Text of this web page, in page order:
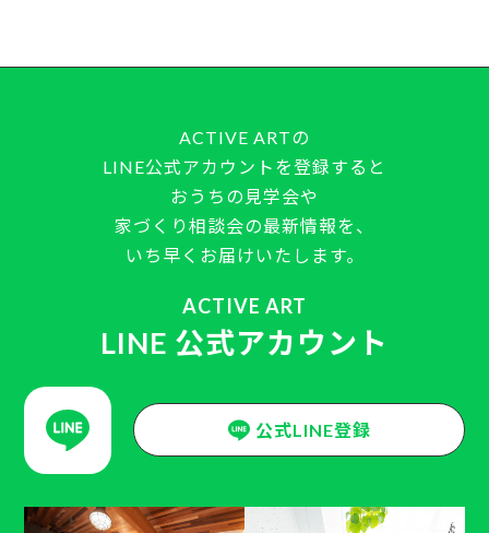
ACTIVE ARTの
LINE公式アカウントを登録すると
おうちの見学会や
家づくり相談会の最新情報を、
いち早くお届けいたします。
ACTIVE ART
LINE 公式アカウント
公式LINE登録